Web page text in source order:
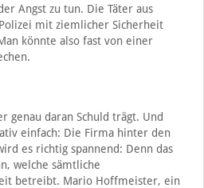
Angst zu tun. Die Täter aus
mit ziemlicher Sicherheit
könnte also fast von einer
genau daran Schuld trägt. Und
einfach: Die Firma hinter den
es richtig spannend: Denn das
welche sämtliche
betreibt. Mario Hoffmeister, ein